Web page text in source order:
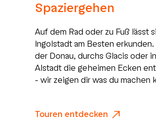
Spaziergehen
Auf dem Rad oder zu Fuß lässt
Ingolstadt am Besten erkunden.
der Donau, durchs Glacis oder
Alstadt die geheimen Ecken
- wir zeigen dir was du machen
Touren entdecken